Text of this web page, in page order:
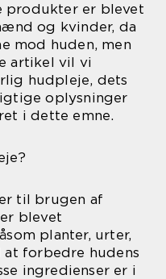
produkter er blevet
og kvinder, da
mod huden, men
artikel vil vi
hudpleje, dets
oplysninger
i dette emne.
til brugen af
blevet
planter, urter,
forbedre hudens
ingredienser er i